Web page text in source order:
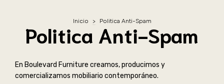
Inicio > Politica Anti-Spam
Politica Anti-Spam
En Boulevard Furniture creamos, producimos y
comercializamos mobiliario contemporáneo.